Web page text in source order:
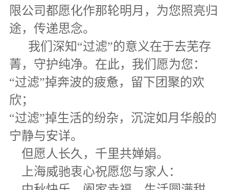
限公司都愿化作那轮明月，为您照亮归
途，传递思念。
我们深知“过滤”的意义在于去芜存
菁，守护纯净。在此，我们愿为您：
“过滤”掉奔波的疲惫，留下团聚的欢
欣；
“过滤”掉生活的纷杂，沉淀如月华般的
宁静与安详。
但愿人长久，千里共婵娟。
上海威驰衷心祝愿您与家人：